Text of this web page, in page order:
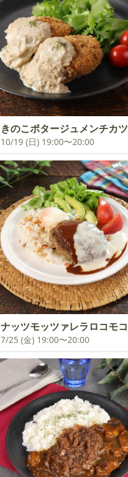
きのこポタージュメンチカツ
10/19 (日) 19:00〜20:00
ナッツモッツァレラロコモコ
7/25 (金) 19:00〜20:00